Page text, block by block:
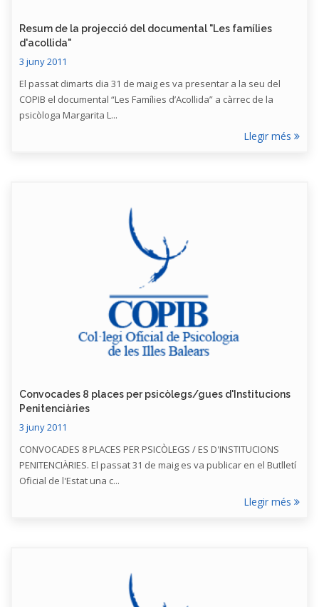
Resum de la projecció del documental "Les famílies
d'acollida"
3 juny 2011
El passat dimarts dia 31 de maig es va presentar a la seu del
COPIB el documental “Les Famílies d’Acollida” a càrrec de la
psicòloga Margarita L...
Llegir més
Convocades 8 places per psicòlegs/gues d'Institucions
Penitenciàries
3 juny 2011
CONVOCADES 8 PLACES PER PSICÒLEGS / ES D'INSTITUCIONS
PENITENCIÀRIES. El passat 31 de maig es va publicar en el Butlletí
Oficial de l'Estat una c...
Llegir més